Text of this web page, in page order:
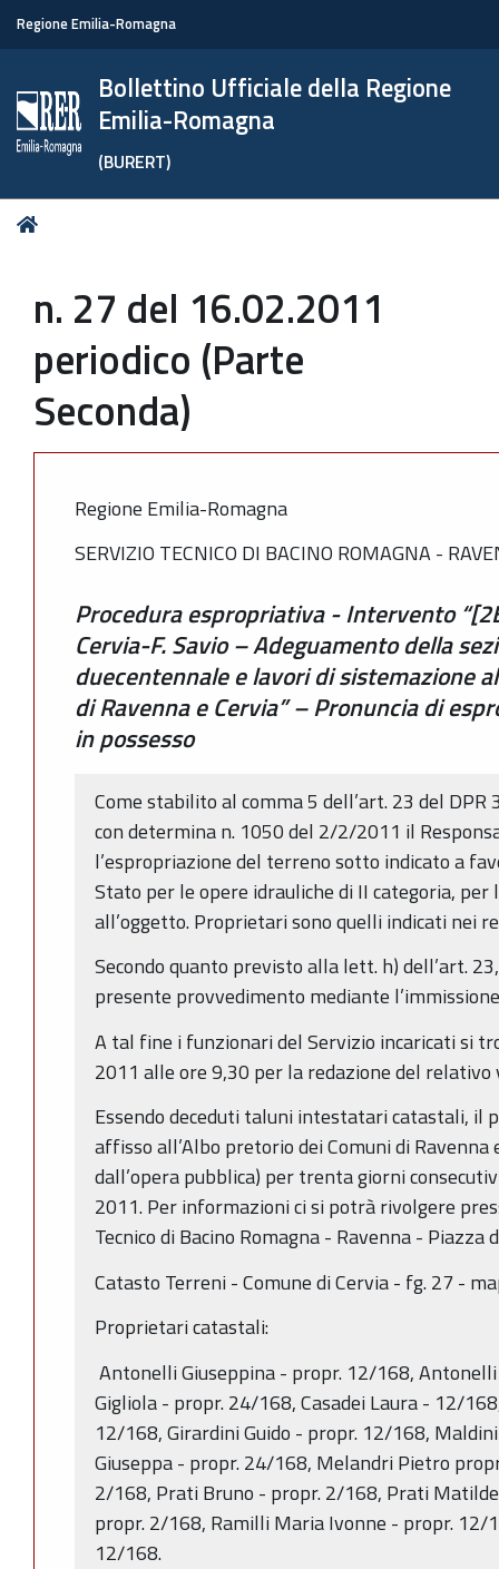
Regione Emilia-Romagna
Bollettino Ufficiale della Regione
Emilia-Romagna
(BURERT)
Tu
n. 27 del 16.02.2011
periodico (Parte
Seconda)
Regione Emilia-Romagna
SERVIZIO TECNICO DI BACINO ROMAGNA -
Procedura espropriativa - Intervento
Cervia-F. Savio – Adeguamento della
duecentennale e lavori di sistemazione
di Ravenna e Cervia” – Pronuncia di
in possesso
Come stabilito al comma 5 dell’art. 23 del DPR
con determina n. 1050 del 2/2/2011 il
l’espropriazione del terreno sotto indicato a
Stato per le opere idrauliche di II categoria,
all’oggetto. Proprietari sono quelli indicati nei
Secondo quanto previsto alla lett. h) dell’art.
presente provvedimento mediante
A tal fine i funzionari del Servizio incaricati si
2011 alle ore 9,30 per la redazione del
Essendo deceduti taluni intestatari catastali, il
affisso all’Albo pretorio dei Comuni di
dall’opera pubblica) per trenta giorni
2011. Per informazioni ci si potrà rivolgere
Tecnico di Bacino Romagna - Ravenna - Piazza
Catasto Terreni - Comune di Cervia - fg. 27 -
Proprietari catastali:
Antonelli Giuseppina - propr. 12/168,
Gigliola - propr. 24/168, Casadei Laura - 12/
12/168, Girardini Guido - propr. 12/168,
Giuseppa - propr. 24/168, Melandri Pietro
2/168, Prati Bruno - propr. 2/168, Prati
propr. 2/168, Ramilli Maria Ivonne - propr. 12/
12/168.